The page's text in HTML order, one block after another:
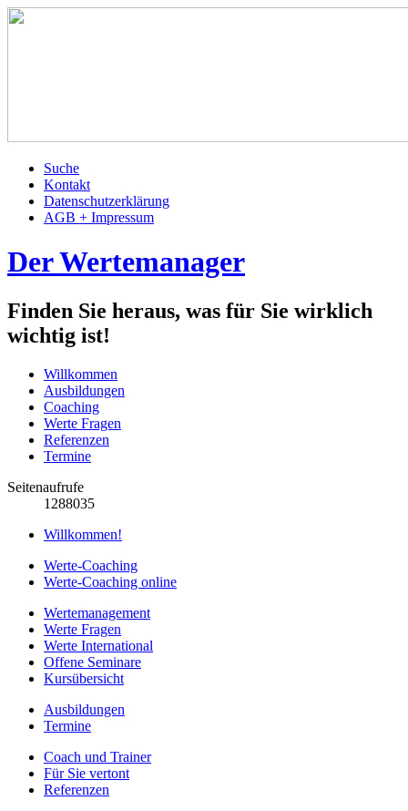
Suche
Kontakt
Datenschutzerklärung
AGB + Impressum
Der Wertemanager
Finden Sie heraus, was für Sie wirklich
wichtig ist!
Willkommen
Ausbildungen
Coaching
Werte Fragen
Referenzen
Termine
Seitenaufrufe
1288035
Willkommen!
Werte-Coaching
Werte-Coaching online
Wertemanagement
Werte Fragen
Werte International
Offene Seminare
Kursübersicht
Ausbildungen
Termine
Coach und Trainer
Für Sie vertont
Referenzen